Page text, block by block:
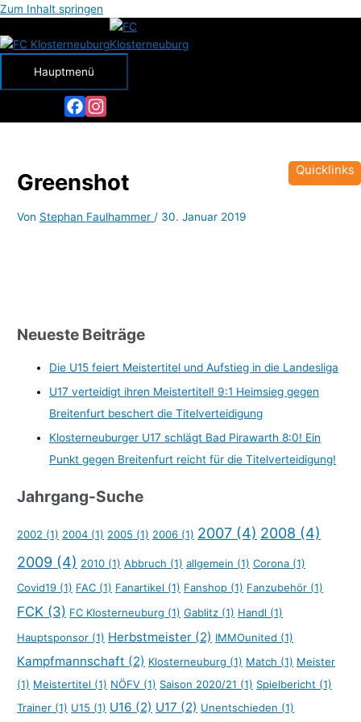
Zum Inhalt springen
Hauptmenü
Greenshot
Von Stephan Faulhammer / 30. Januar 2019
Neueste Beiträge
Die U15 feiert Meistertitel und Aufstieg in die Landesliga
U17 verteidigt ihren Meistertitel! 9:1 Heimsieg gegen
Breitenfurt beschert die Titelverteidigung
Klosterneuburger U17 schlägt Bad Pirawarth 8:0! Ein
Punkt gegen Breitenfurt reicht für die Titelverteidigung!
Jahrgang-Suche
2002 (1) 2004 (1) 2005 (1) 2006 (1) 2007 (4) 2008 (4)
2009 (4) 2010 (1) Abbruch (1) allgemein (1) Corona (1)
Covid19 (1) FAC (1) Fanartikel (1) Fanshop (1) Fanzubehör (1)
FCK (3) FC Klosterneuburg (1) Gablitz (1) Handl (1)
Hauptsponsor (1) Herbstmeister (2) IMMOunited (1)
Kampfmannschaft (2) Klosterneuburg (1) Match (1) Meister
(1) Meistertitel (1) NÖFV (1) Saison 2020/21 (1) Spielbericht (1)
Trainer (1) U15 (1) U16 (2) U17 (2) Unentschieden (1)
Quicklinks